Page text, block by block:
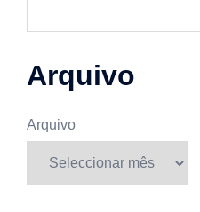
Arquivo
Arquivo